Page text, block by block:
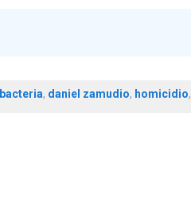
bacteria, daniel zamudio, homicidio,